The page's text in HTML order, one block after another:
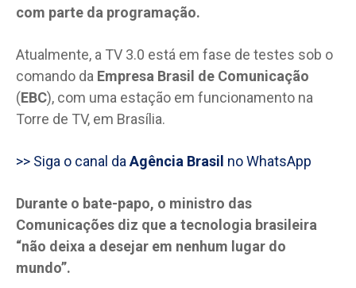
com parte da programação.
Atualmente, a TV 3.0 está em fase de testes sob o
comando da Empresa Brasil de Comunicação
(EBC), com uma estação em funcionamento na
Torre de TV, em Brasília.
>> Siga o canal da Agência Brasil no WhatsApp
Durante o bate-papo, o ministro das
Comunicações diz que a tecnologia brasileira
“não deixa a desejar em nenhum lugar do
mundo”.